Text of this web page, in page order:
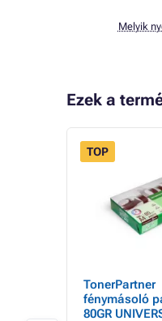
Melyik
Ezek a
TOP
TonerPartner
fénymásoló
80GR